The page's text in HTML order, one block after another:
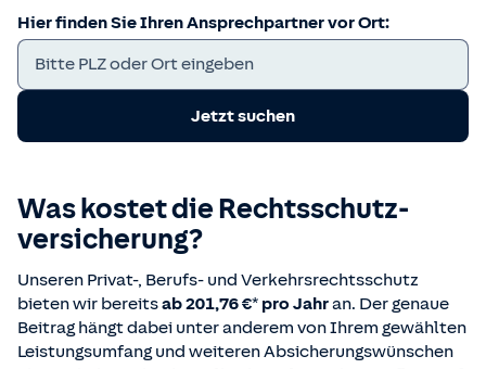
Hier finden Sie Ihren Ansprechpartner vor Ort:
Jetzt suchen
Was kostet die Rechts­schutz­
versicherung?
Unseren Privat-, Berufs- und Verkehrsrechtsschutz
bieten wir bereitsab 201,76 €* pro Jahran. Der genaue
Beitrag hängt dabei unter anderem von Ihrem gewählten
Leistungsumfang und weiteren Absicherungswünschen